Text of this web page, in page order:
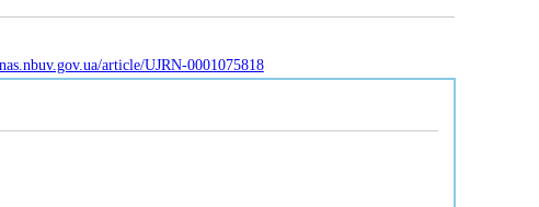
article/UJRN-0001075818